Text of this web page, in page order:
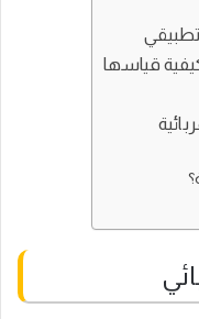
تطبيقي
قياسها